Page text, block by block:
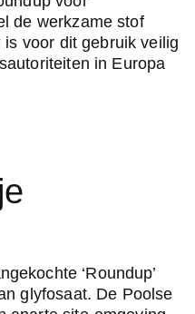
de werkzame stof
voor dit gebruik veilig
in Europa
‘Roundup’
glyfosaat. De Poolse